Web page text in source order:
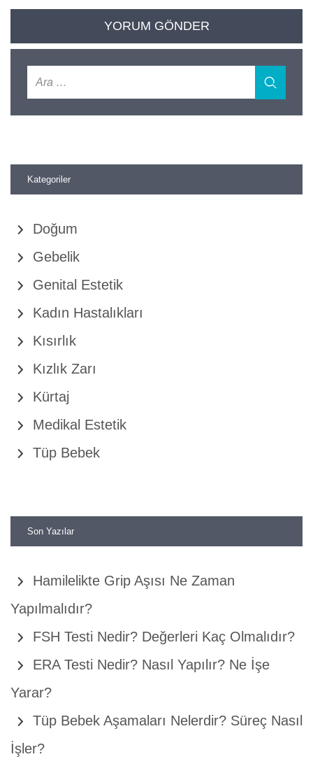
Kategoriler
Doğum
Gebelik
Genital Estetik
Kadın Hastalıkları
Kısırlık
Kızlık Zarı
Kürtaj
Medikal Estetik
Tüp Bebek
Son Yazılar
Hamilelikte Grip Aşısı Ne Zaman
Yapılmalıdır?
FSH Testi Nedir? Değerleri Kaç Olmalıdır?
ERA Testi Nedir? Nasıl Yapılır? Ne İşe
Yarar?
Tüp Bebek Aşamaları Nelerdir? Süreç Nasıl
İşler?